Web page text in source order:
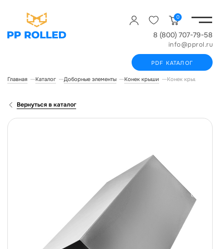
0
8 (800) 707-79-58
info@pprol.ru
PDF КАТАЛОГ
Главная Каталог Доборные элементы Конек крыши Конек крыши,
Вернуться в каталог